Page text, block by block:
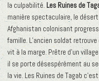
la culpabilité. Les Ruines de
manière spectaculaire, le
Afghanistan colonisant
famille. L’ancien soldat
vit à la marge. Prêtre d’un
il se porte désespérément au
la vie. Les Ruines de Tagab